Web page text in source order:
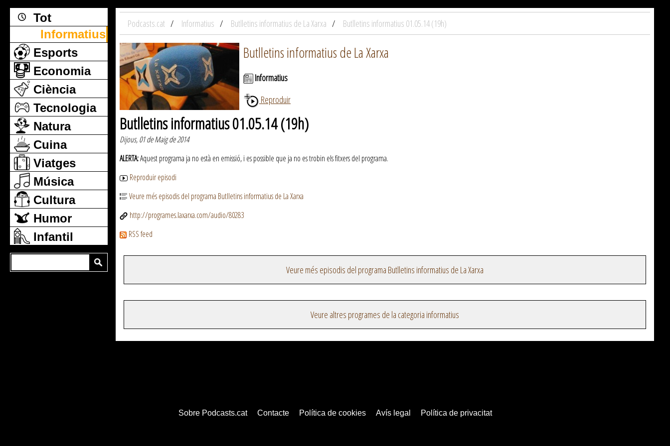
Tot
Informatius
Esports
Economia
Ciència
Tecnologia
Natura
Cuina
Viatges
Música
Cultura
Humor
Infantil
Podcasts.cat Informatius Butlletins informatius de La Xarxa Butlletins informatius 01.05.14 (19h)
Butlletins informatius de La Xarxa
Informatius
Reproduir
Butlletins informatius 01.05.14 (19h)
Dijous, 01 de Maig de 2014
ALERTA:Aquest programa ja no està en emissió, i es possible que ja no es trobin els fitxers del programa.
Reproduir episodi
Veure més episodis del programa Butlletins informatius de La Xarxa
http://programes.laxarxa.com/audio/80283
RSS feed
Veure més episodis del programa Butlletins informatius de La Xarxa
Veure altres programes de la categoria informatius
Sobre Podcasts.cat Contacte Política de cookies Avís legal Política de privacitat